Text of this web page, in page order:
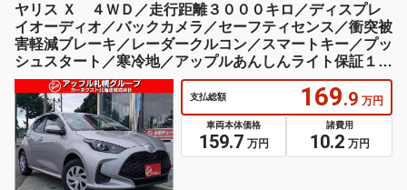
ヤリス Ｘ ４ＷＤ／走行距離３０００キロ／ディスプレ
イオーディオ／バックカメラ／セーフティセンス／衝突被
害軽減ブレーキ／レーダークルコン／スマートキー／プッ
シュスタート／寒冷地／アップルあんしんライト保証１年
付
支払総額 169.9 万円
車両本体価格
159.7 万円
諸費用
10.2 万円